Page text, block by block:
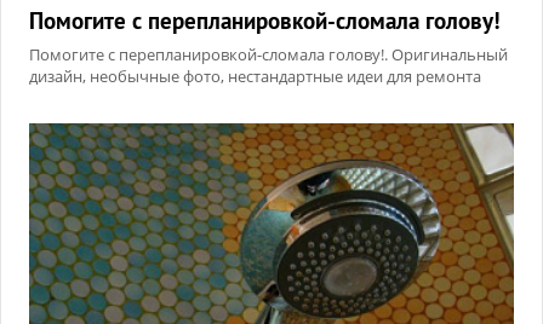
Помогите с перепланировкой-сломала голову!
Помогите с перепланировкой-сломала голову!. Оригинальный
дизайн, необычные фото, нестандартные идеи для ремонта